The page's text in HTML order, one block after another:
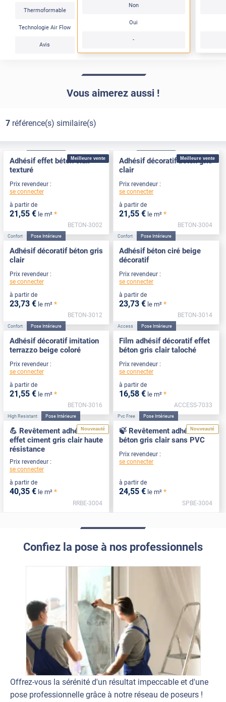
Thermoformable
Technologie Air Flow
Avis
Non
Oui
-
Vous aimerez aussi !
7référence(s) similaire(s)
Meilleure vente
Adhésif effet béton clair
texturé
Prix revendeur :
se connecter
à partir de
21,55 € le m² *
BETON-3002
Meilleure vente
Adhésif décoratif béton gris
clair
Prix revendeur :
se connecter
à partir de
21,55 € le m² *
BETON-3004
Confort Pose Intérieure
Adhésif décoratif béton gris
clair
Prix revendeur :
se connecter
à partir de
23,73 € le m² *
BETON-3012
Confort Pose Intérieure
Adhésif béton ciré beige
décoratif
Prix revendeur :
se connecter
à partir de
23,73 € le m² *
BETON-3014
Confort Pose Intérieure
Adhésif décoratif imitation
terrazzo beige coloré
Prix revendeur :
se connecter
à partir de
21,55 € le m² *
BETON-3016
Access Pose Intérieure
Film adhésif décoratif effet
béton gris clair taloché
Prix revendeur :
se connecter
à partir de
16,58 € le m² *
ACCESS-7033
Nouveauté
High Resistant Pose Intérieure
💪 Revêtement adhésif
effet ciment gris clair haute
résistance
Prix revendeur :
se connecter
à partir de
40,35 € le m² *
RRBE-3004
Nouveauté
Pvc Free Pose Intérieure
🍃 Revêtement adhésif
béton gris clair sans PVC
Prix revendeur :
se connecter
à partir de
24,55 € le m² *
SPBE-3004
Confiez la pose à nos professionnels
Offrez-vous la sérénité d'un résultat impeccable et d'une
pose professionnelle grâce à notre réseau de poseurs !